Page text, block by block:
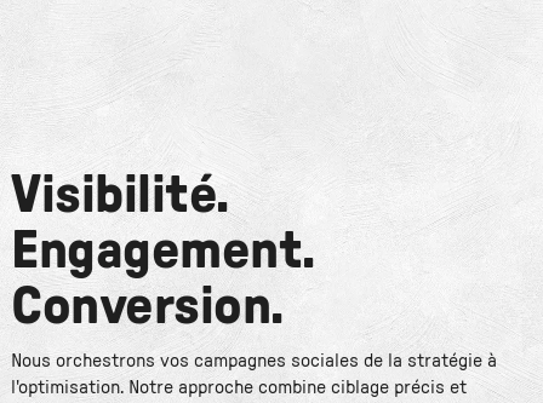
Visibilité.
Engagement.
Conversion.
Nous orchestrons vos campagnes sociales de la stratégie à
l'optimisation. Notre approche combine ciblage précis et